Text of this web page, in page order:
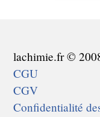
lachimie.fr ©
CGU
CGV
Confidentialité